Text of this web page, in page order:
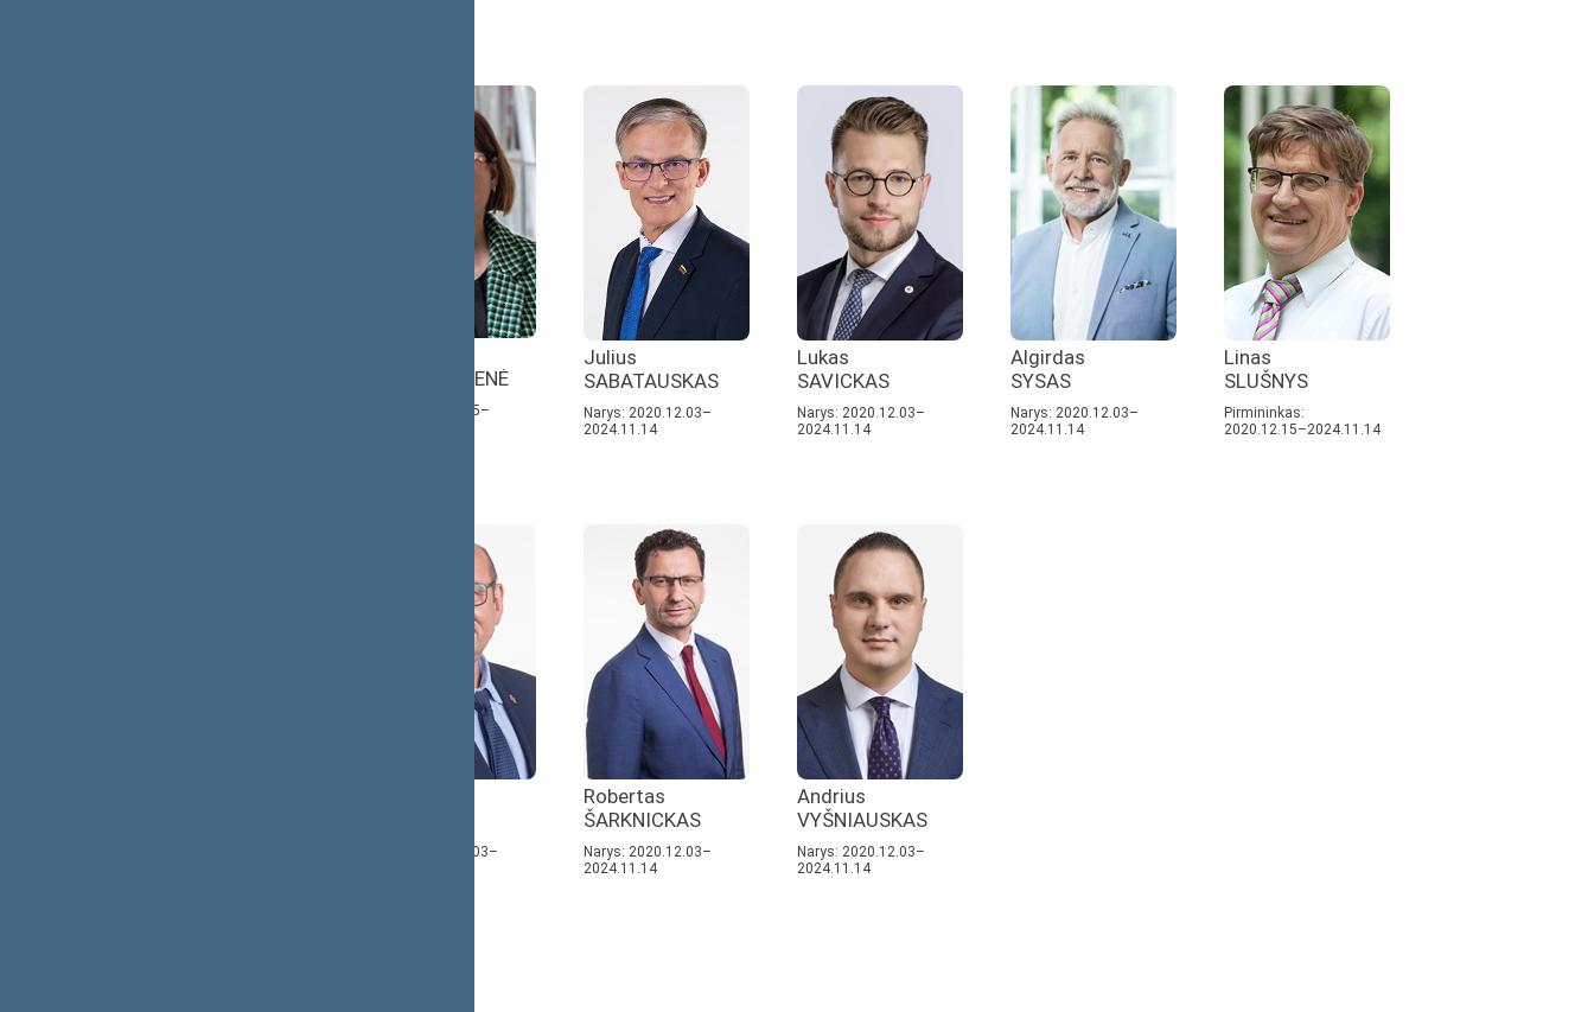
OŠMIANSKIENĖ
Narė: 2021.02.05–
Julius
SABATAUSKAS
Narys: 2020.12.03–
2024.11.14
Lukas
SAVICKAS
Narys: 2020.12.03–
2024.11.14
Algirdas
SYSAS
Narys: 2020.12.03–
2024.11.14
Linas
SLUŠNYS
Pirmininkas:
2020.12.15–2024.11.14
Narys: 2020.12.03–
Robertas
ŠARKNICKAS
Narys: 2020.12.03–
2024.11.14
Andrius
VYŠNIAUSKAS
Narys: 2020.12.03–
2024.11.14